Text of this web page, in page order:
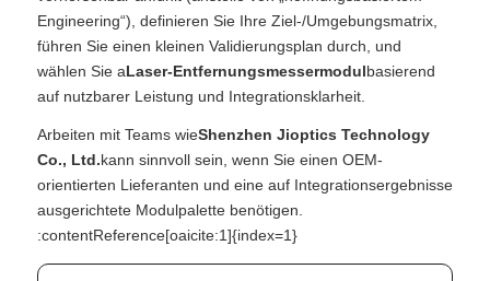
Engineering“), definieren Sie Ihre Ziel-/Umgebungsmatrix,
führen Sie einen kleinen Validierungsplan durch, und
wählen Sie aLaser-Entfernungsmessermodulbasierend
auf nutzbarer Leistung und Integrationsklarheit.
Arbeiten mit Teams wieShenzhen Jioptics Technology
Co., Ltd.kann sinnvoll sein, wenn Sie einen OEM-
orientierten Lieferanten und eine auf Integrationsergebnisse
ausgerichtete Modulpalette benötigen.
:contentReference[oaicite:1]{index=1}